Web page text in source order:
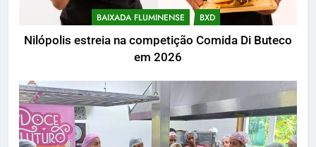
BAIXADA FLUMINENSE BXD
Nilópolis estreia na competição Comida Di Buteco
em 2026